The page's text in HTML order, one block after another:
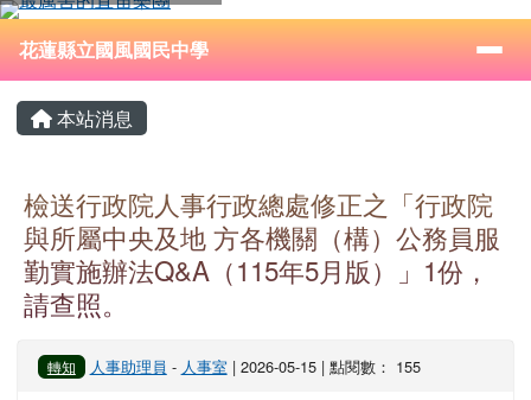
跳至主內容區
花蓮縣立國風國民中學
⏸
導覽列
花蓮縣立國風國民中學
主內容區域
本站消息
檢送行政院人事行政總處修正之「行政院
與所屬中央及地 方各機關（構）公務員服
勤實施辦法Q&A（115年5月版）」1份，
請查照。
轉知 人事助理員 - 人事室 | 2026-05-15 | 點閱數： 155
頁尾區域